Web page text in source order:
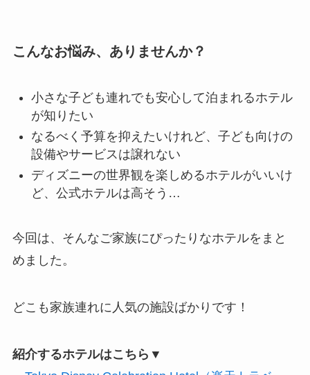
こんなお悩み、ありませんか？
小さな子ども連れでも安心して泊まれるホテル
が知りたい
なるべく予算を抑えたいけれど、子ども向けの
設備やサービスは譲れない
ディズニーの世界観を楽しめるホテルがいいけ
ど、公式ホテルは高そう…
今回は、そんなご家族にぴったりなホテルをまと
めました。
どこも家族連れに人気の施設ばかりです！
紹介するホテルはこちら▼